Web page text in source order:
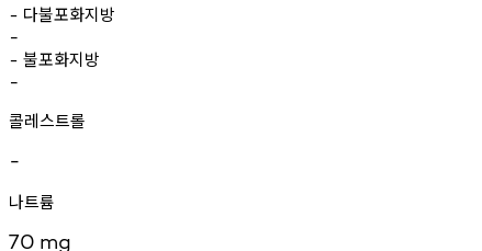
- 다불포화지방
-
- 불포화지방
-
콜레스트롤
-
나트륨
70 mg